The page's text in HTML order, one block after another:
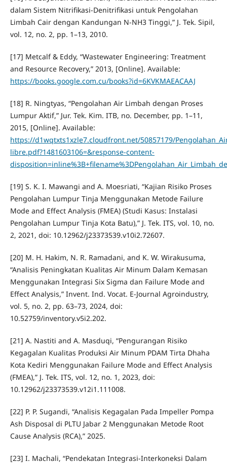
dalam Sistem Nitrifikasi-Denitrifikasi untuk Pengolahan
Limbah Cair dengan Kandungan N-NH3 Tinggi,” J. Tek. Sipil,
vol. 12, no. 2, pp. 1–13, 2010.
[17] Metcalf & Eddy, “Wastewater Engineering: Treatment
and Resource Recovery,” 2013, [Online]. Available:
https://books.google.com.cu/books?id=6KVKMAEACAAJ
[18] R. Ningtyas, “Pengolahan Air Limbah dengan Proses
Lumpur Aktif,” Jur. Tek. Kim. ITB, no. December, pp. 1–11,
2015, [Online]. Available:
https://d1wqtxts1xzle7.cloudfront.net/50857179/
libre.pdf?1481603106=&response-content-
[19] S. K. I. Mawangi and A. Moesriati, “Kajian Risiko Proses
Pengolahan Lumpur Tinja Menggunakan Metode Failure
Mode and Effect Analysis (FMEA) (Studi Kasus: Instalasi
Pengolahan Lumpur Tinja Kota Batu),” J. Tek. ITS, vol. 10, no.
2, 2021, doi: 10.12962/j23373539.v10i2.72607.
[20] M. H. Hakim, N. R. Ramadani, and K. W. Wirakusuma,
“Analisis Peningkatan Kualitas Air Minum Dalam Kemasan
Menggunakan Integrasi Six Sigma dan Failure Mode and
Effect Analysis,” Invent. Ind. Vocat. E-Journal Agroindustry,
vol. 5, no. 2, pp. 63–73, 2024, doi:
10.52759/inventory.v5i2.202.
[21] A. Nastiti and A. Masduqi, “Pengurangan Risiko
Kegagalan Kualitas Produksi Air Minum PDAM Tirta Dhaha
Kota Kediri Menggunakan Failure Mode and Effect Analysis
(FMEA),” J. Tek. ITS, vol. 12, no. 1, 2023, doi:
10.12962/j23373539.v12i1.111008.
[22] P. P. Sugandi, “Analisis Kegagalan Pada Impeller Pompa
Ash Disposal di PLTU Jabar 2 Menggunakan Metode Root
Cause Analysis (RCA),” 2025.
[23] I. Machali, “Pendekatan Integrasi-Interkoneksi Dalam